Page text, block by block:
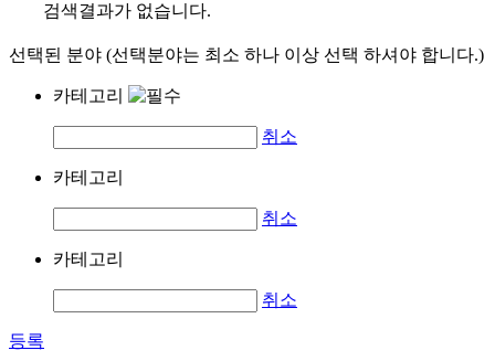
검색결과가 없습니다.
선택된 분야 (선택분야는 최소 하나 이상 선택 하셔야 합니다.)
카테고리
취소
카테고리
취소
카테고리
취소
등록